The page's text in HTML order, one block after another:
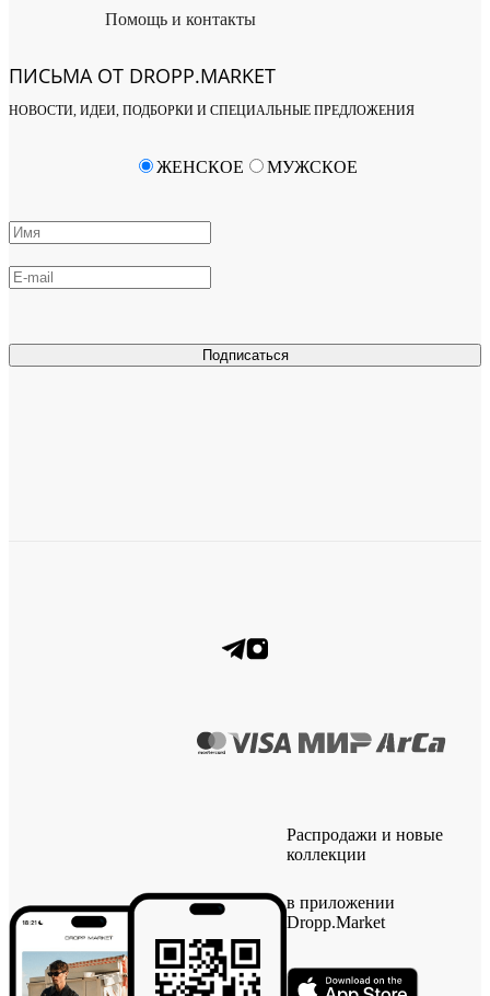
Помощь и контакты
ПИСЬМА ОТ DROPP.MARKET
НОВОСТИ, ИДЕИ, ПОДБОРКИ И СПЕЦИАЛЬНЫЕ ПРЕДЛОЖЕНИЯ
Подписаться
ЖЕНСКОЕ МУЖСКОЕ
Распродажи и новые
коллекции
в приложении
Dropp.Market